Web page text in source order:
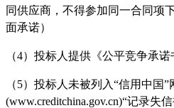
同供应商，不得参加同一合同项
面承诺）
（4）投标人提供《公平竞争承诺
（5）投标人未被列入“信用中国”
(www.creditchina.gov.cn)“记录失